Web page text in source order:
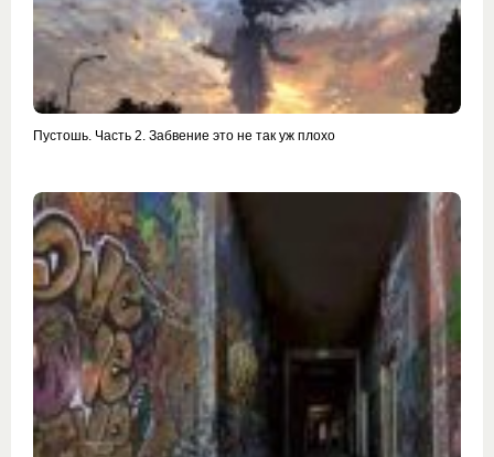
Пустошь. Часть 2. Забвение это не так уж плохо